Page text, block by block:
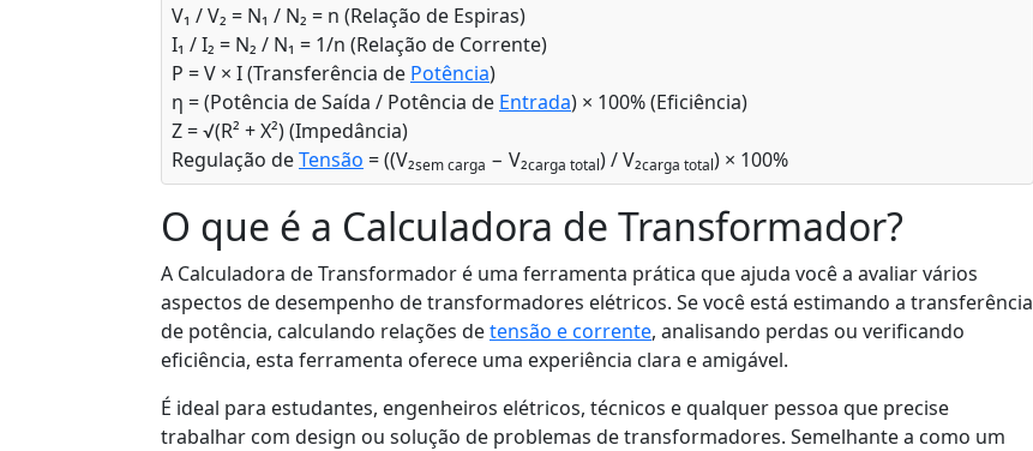
V₁ / V₂ = N₁ / N₂ = n (Relação de Espiras)
I₁ / I₂ = N₂ / N₁ = 1/n (Relação de Corrente)
P = V × I (Transferência de Potência)
η = (Potência de Saída / Potência de Entrada) × 100% (Eficiência)
Z = √(R² + X²) (Impedância)
Regulação deTensão = ((V₂sem carga − V₂carga total) / V₂carga total) × 100%
O que é a Calculadora de Transformador?
A Calculadora de Transformador é uma ferramenta prática que ajuda você a avaliar vários
aspectos de desempenho de transformadores elétricos. Se você está estimando a transferência
de potência, calculando relações detensão e corrente, analisando perdas ou verificando
eficiência, esta ferramenta oferece uma experiência clara e amigável.
É ideal para estudantes, engenheiros elétricos, técnicos e qualquer pessoa que precise
trabalhar com design ou solução de problemas de transformadores. Semelhante a como um